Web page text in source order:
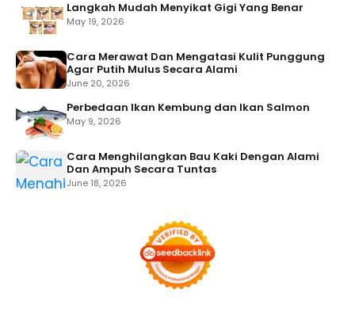
Langkah Mudah Menyikat Gigi Yang Benar
May 19, 2026
Cara Merawat Dan Mengatasi Kulit Punggung
Agar Putih Mulus Secara Alami
June 20, 2026
Perbedaan Ikan Kembung dan Ikan Salmon
May 9, 2026
Cara Menghilangkan Bau Kaki Dengan Alami
Dan Ampuh Secara Tuntas
June 18, 2026